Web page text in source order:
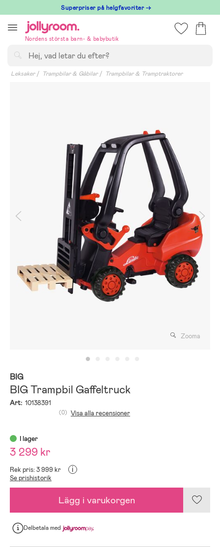
till
innehållet
Superpriser på helgfavoriter →
Nordens största barn- & babybutik
Leksaker Trampbilar & Gåbilar Trampbilar & Tramptraktorer
Zooma
BIG
BIG Trampbil Gaffeltruck
Art: 10138391
(0) Visa alla recensioner
I lager
3 299 kr
Rek pris: 3 999 kr i
Se prishistorik
Lägg i varukorgen
Delbetalamed